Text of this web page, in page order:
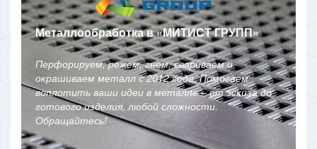
Металлообработка в«МИТИСТ ГРУПП»
Перфорируем, режем, гнем, свариваем и
окрашиваем металл с 2012 года. Помогаем
воплотить ваши идеи в металле – от эскиза до
готового изделия, любой сложности.
Обращайтесь!